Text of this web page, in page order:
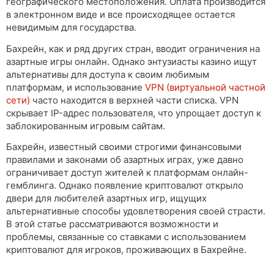
в электронном виде и все происходящее остается
невидимым для государства.
Бахрейн, как и ряд других стран, вводит ограничения на
азартные игры онлайн. Однако энтузиасты казино ищут
альтернативы для доступа к своим любимым
платформам, и использование VPN (виртуальной частной
сети) часто находится в верхней части списка. VPN
скрывает IP-адрес пользователя, что упрощает доступ к
заблокированным игровым сайтам.
Бахрейн, известный своими строгими финансовыми
правилами и законами об азартных играх, уже давно
ограничивает доступ жителей к платформам онлайн-
гемблинга. Однако появление криптовалют открыло
двери для любителей азартных игр, ищущих
альтернативные способы удовлетворения своей страсти.
В этой статье рассматриваются возможности и
проблемы, связанные со ставками с использованием
криптовалют для игроков, проживающих в Бахрейне.